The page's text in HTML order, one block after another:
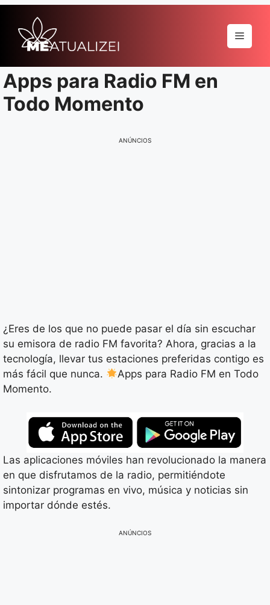
para
Menu
Apps para Radio FM en
Todo Momento
ANÚNCIOS
¿Eres de los que no puede pasar el día sin escuchar
su emisora de radio FM favorita? Ahora, gracias a la
tecnología, llevar tus estaciones preferidas contigo es
más fácil que nunca.
Apps para Radio FM en Todo
Momento.
Las aplicaciones móviles han revolucionado la manera
en que disfrutamos de la radio, permitiéndote
sintonizar programas en vivo, música y noticias sin
importar dónde estés.
ANÚNCIOS